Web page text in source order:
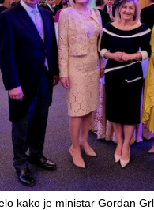
kako je ministar Gordan